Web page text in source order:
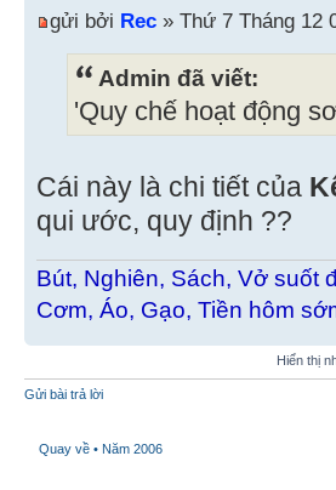
gửi bởi Rec » Thứ 7 Tháng 12
Admin đã viết:
'Quy chế hoạt động
Cái này là chi tiết của
qui ước, quy định ??
Bút, Nghiên, Sách, Vở suốt
Cơm, Áo, Gạo, Tiền hôm
Hiển thị
Gửi bài trả lời
Quay về • Năm 2006